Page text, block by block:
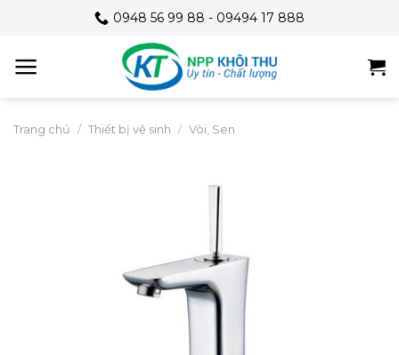
content
0948 56 99 88 - 09494 17 888
Trang chủ / Thiết bị vệ sinh / Vòi, Sen